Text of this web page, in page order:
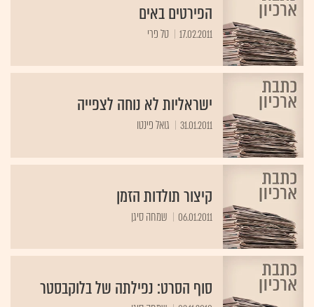
הפירטים באים
17.02.2011 טל פרי
ישראליות לא נוחה לצפייה
31.01.2011 גואל פינטו
קיצור תולדות הזמן
06.01.2011 שמחה סיגן
סוף הסרט: נפילתה של בלוקבסטר